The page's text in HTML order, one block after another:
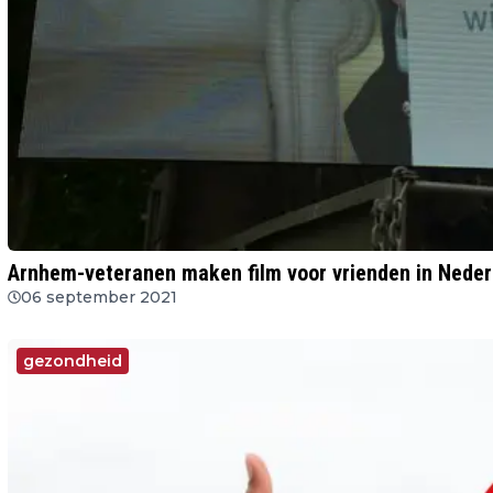
Arnhem-veteranen maken film voor vrienden in
06 september 2021
gezondheid